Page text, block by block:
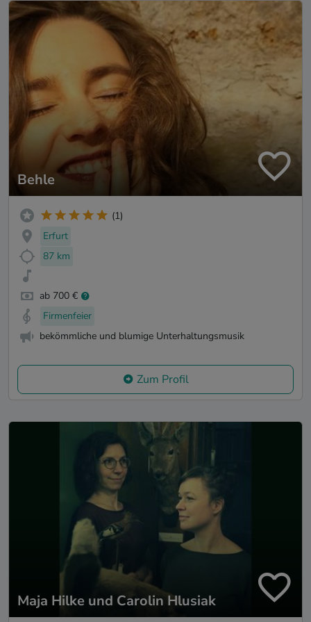
Behle
(1)
Erfurt
87 km
ab 700 €
Firmenfeier
bekömmliche und blumige Unterhaltungsmusik
Zum Profil
Maja Hilke und Carolin Hlusiak